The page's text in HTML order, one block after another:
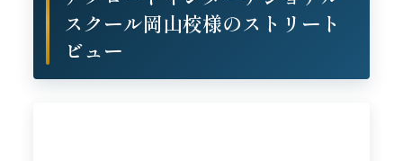
スクール岡山校様のストリート
ビュー